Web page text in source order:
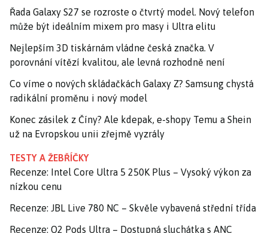
Řada Galaxy S27 se rozroste o čtvrtý model. Nový telefon
může být ideálním mixem pro masy i Ultra elitu
Nejlepším 3D tiskárnám vládne česká značka. V
porovnání vítězí kvalitou, ale levná rozhodně není
Co víme o nových skládačkách Galaxy Z? Samsung chystá
radikální proměnu i nový model
Konec zásilek z Číny? Ale kdepak, e-shopy Temu a Shein
už na Evropskou unii zřejmě vyzrály
TESTY A ŽEBŘÍČKY
Recenze: Intel Core Ultra 5 250K Plus – Vysoký výkon za
nízkou cenu
Recenze: JBL Live 780 NC – Skvěle vybavená střední třída
Recenze: O2 Pods Ultra – Dostupná sluchátka s ANC